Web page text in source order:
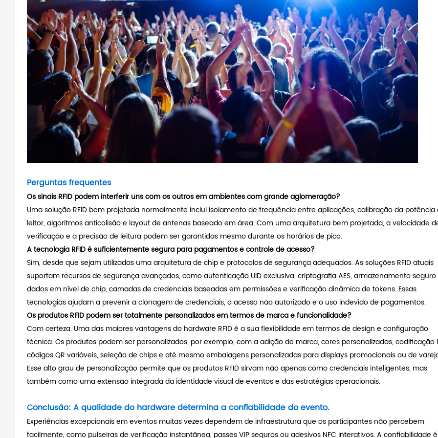
Perguntas frequentes
Os sinais RFID podem interferir uns com os outros em ambientes com grande aglomeração?
Uma solução RFID bem projetada normalmente inclui isolamento de frequência entre aplicações, calibração da potência
leitor, algoritmos anticolisão e layout de antenas baseado em área. Com uma arquitetura bem projetada, a velocidade
verificação e a precisão de leitura podem ser garantidas mesmo durante os horários de pico.
A tecnologia RFID é suficientemente segura para pagamentos e controle de acesso?
Sim, desde que sejam utilizadas uma arquitetura de chip e protocolos de segurança adequados. As soluções RFID atuais
suportam recursos de segurança avançados, como autenticação UID exclusiva, criptografia AES, armazenamento
dados em nível de chip, camadas de credenciais baseadas em permissões e verificação dinâmica de tokens. Essas
tecnologias ajudam a prevenir a clonagem de credenciais, o acesso não autorizado e o uso indevido de pagamentos.
Os produtos RFID podem ser totalmente personalizados em termos de marca e funcionalidade?
Com certeza. Uma das maiores vantagens do hardware RFID é a sua flexibilidade em termos de design e configuração
técnica. Os produtos podem ser personalizados, por exemplo, com a adição de marca, cores personalizadas, codificação
códigos QR variáveis, seleção de chips e até mesmo embalagens personalizadas para displays promocionais ou de
Esse alto grau de personalização permite que os produtos RFID sirvam não apenas como credenciais inteligentes, mas
também como uma extensão integrada da identidade visual de eventos e das estratégias operacionais.
Conclusão: A qualidade do hardware determina a confiabilidade do evento.
Experiências excepcionais em eventos muitas vezes dependem de infraestrutura que os participantes não percebem
facilmente, como pulseiras de verificação instantânea, passes VIP seguros ou adesivos NFC interativos.A confiabilidade é